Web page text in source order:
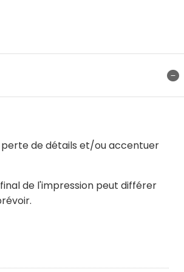
perte de détails et/ou accentuer
de l'impression peut différer